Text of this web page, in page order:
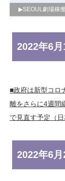
▶︎SEOUL劇場稼
2022年6月
■政府は新型コロ
離をさらに4週間
で見直す予定（日
2022年6月